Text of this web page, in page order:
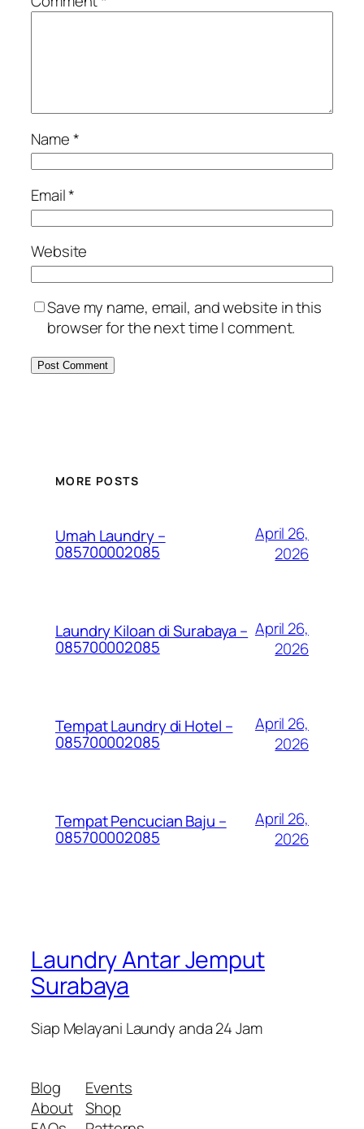
Name*
Email*
Website
Save my name, email, and website in this
browser for the next time I comment.
MORE POSTS
Umah Laundry –
085700002085
April 26,
2026
Laundry Kiloan di Surabaya –
085700002085
April 26,
2026
Tempat Laundry di Hotel –
085700002085
April 26,
2026
Tempat Pencucian Baju –
085700002085
April 26,
2026
Laundry Antar Jemput
Surabaya
Siap Melayani Laundy anda 24 Jam
Blog
About
Events
Shop